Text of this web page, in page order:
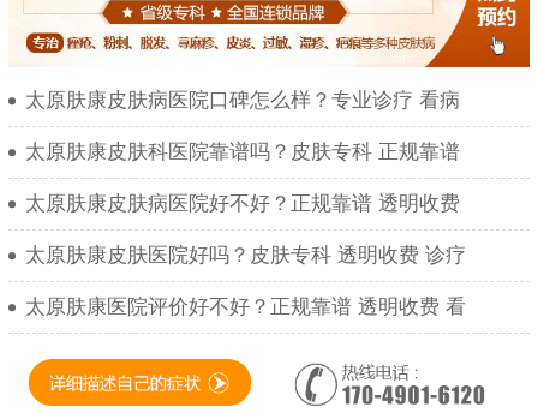
太原肤康皮肤病医院口碑怎么样？专业诊疗 看病
太原肤康皮肤科医院靠谱吗？皮肤专科 正规靠谱
太原肤康皮肤病医院好不好？正规靠谱 透明收费
太原肤康皮肤医院好吗？皮肤专科 透明收费 诊疗
太原肤康医院评价好不好？正规靠谱 透明收费 看